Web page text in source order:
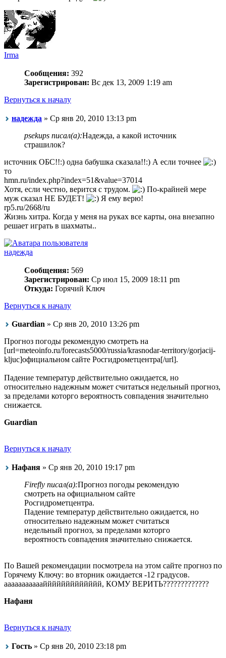
Irma
Сообщения: 392
Зарегистрирован: Вс дек 13, 2009 1:19 am
Вернуться к началу
надежда » Ср янв 20, 2010 13:13 pm
psekups писал(а):Надежда, а какой источник
страшилок?
источник ОБС!!:) одна бабушка сказала!!:) А если точнее
то
hmn.ru/index.php?index=51&value=37014
Хотя, если честно, верится с трудом.
По-крайней мере
муж сказал НЕ БУДЕТ!
Я ему верю!
rp5.ru/2668/ru
Жизнь хитра. Когда у меня на руках все карты, она внезапно
решает играть в шахматы..
надежда
Сообщения: 569
Зарегистрирован: Ср июл 15, 2009 18:11 pm
Откуда: Горячий Ключ
Вернуться к началу
Guardian » Ср янв 20, 2010 13:26 pm
Прогноз погоды рекомендую смотреть на
[url=meteoinfo.ru/forecasts5000/russia/krasnodar-territory/gorjacij-
kljuc]официальном сайте Росгидрометцентра[/url].
Падение температур действительно ожидается, но
относительно надежным может считаться недельный прогноз,
за пределами которго вероятность совпадения значительно
снижается.
Guardian
Вернуться к началу
Нафаня » Ср янв 20, 2010 19:17 pm
Firefly писал(а):Прогноз погоды рекомендую
смотреть на официальном сайте
Росгидрометцентра.
Падение температур действительно ожидается, но
относительно надежным может считаться
недельный прогноз, за пределами которго
вероятность совпадения значительно снижается.
По Вашей рекомендации посмотрела на этом сайте прогноз по
Горячему Ключу: во вторник ожидается -12 градусов.
аааааааааааййййййййййййй, КОМУ ВЕРИТЬ?????????????
Нафаня
Вернуться к началу
Гость » Ср янв 20, 2010 23:18 pm